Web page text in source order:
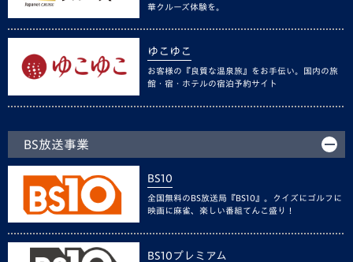
華クルーズ体験を。
ゆこゆこ
お客様の『良質な温泉旅』をお手伝い。国内の旅
館・宿・ホテルの宿泊予約サイト
BS放送事業
BS10
全国無料のBS放送局『BS10』。クイズにゴルフに
映画に麻雀、楽しい番組てんこ盛り！
BS10プレミアム